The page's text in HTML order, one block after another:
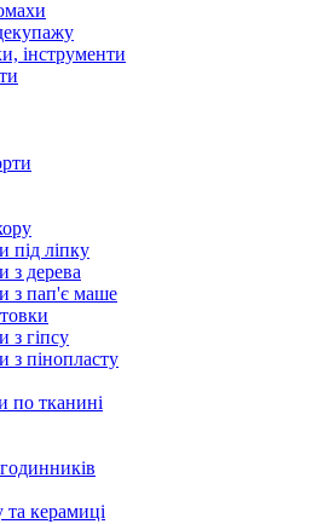
інструменти
під ліпку
з дерева
з пап'є маше
з гіпсу
з пінопласту
по тканині
керамиці